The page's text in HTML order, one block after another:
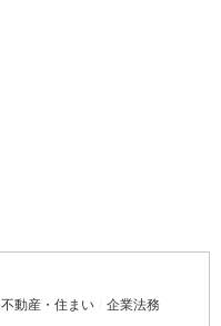
不動産・住まい 企業法務